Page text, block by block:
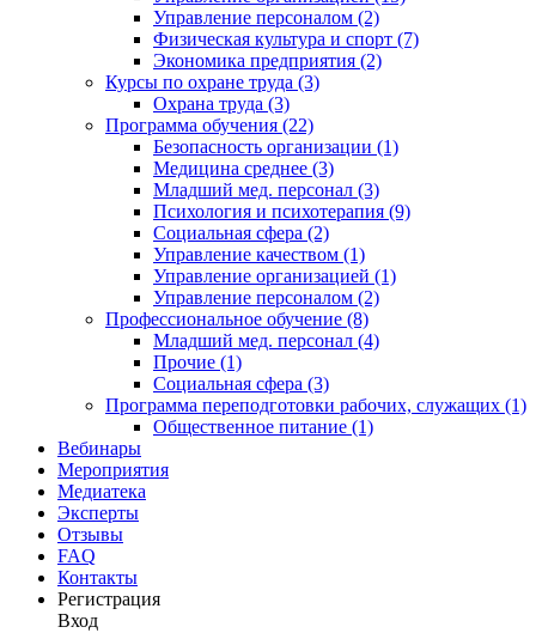
Управление персоналом (2)
Физическая культура и спорт (7)
Экономика предприятия (2)
Курсы по охране труда (3)
Охрана труда (3)
Программа обучения (22)
Безопасность организации (1)
Медицина среднее (3)
Младший мед. персонал (3)
Психология и психотерапия (9)
Социальная сфера (2)
Управление качеством (1)
Управление организацией (1)
Управление персоналом (2)
Профессиональное обучение (8)
Младший мед. персонал (4)
Прочие (1)
Социальная сфера (3)
Программа переподготовки рабочих, служащих (1)
Общественное питание (1)
Вебинары
Мероприятия
Медиатека
Эксперты
Отзывы
FAQ
Контакты
Регистрация
Вход